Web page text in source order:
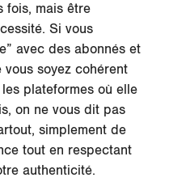
fois, mais être
Si vous
avec des abonnés et
soyez cohérent
plateformes où elle
on ne vous dit pas
simplement de
tout en respectant
authenticité.